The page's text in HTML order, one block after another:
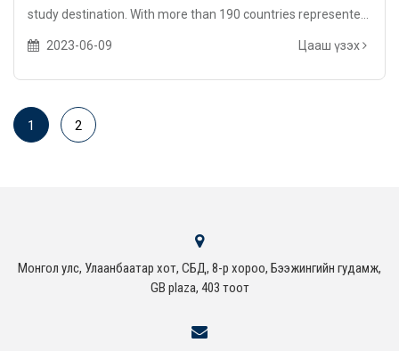
study destination. With more than 190 countries represente...
2023-06-09 Цааш үзэх
1 2
Монгол улс, Улаанбаатар хот, СБД, 8-р хороо, Бээжингийн гудамж,
GB plaza, 403 тоот